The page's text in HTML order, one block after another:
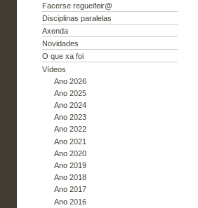
Facerse regueifeir@
Disciplinas paralelas
Axenda
Novidades
O que xa foi
Vídeos
Ano 2026
Ano 2025
Ano 2024
Ano 2023
Ano 2022
Ano 2021
Ano 2020
Ano 2019
Ano 2018
Ano 2017
Ano 2016